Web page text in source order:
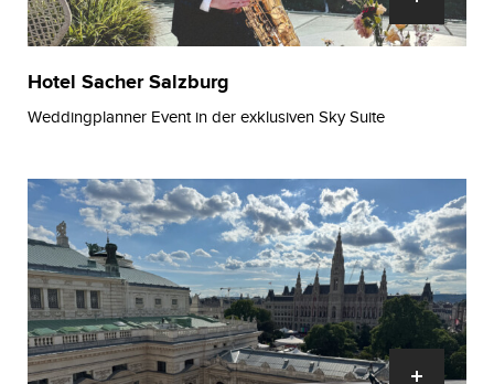
Hotel Sacher Salzburg
Weddingplanner Event in der exklusiven Sky Suite